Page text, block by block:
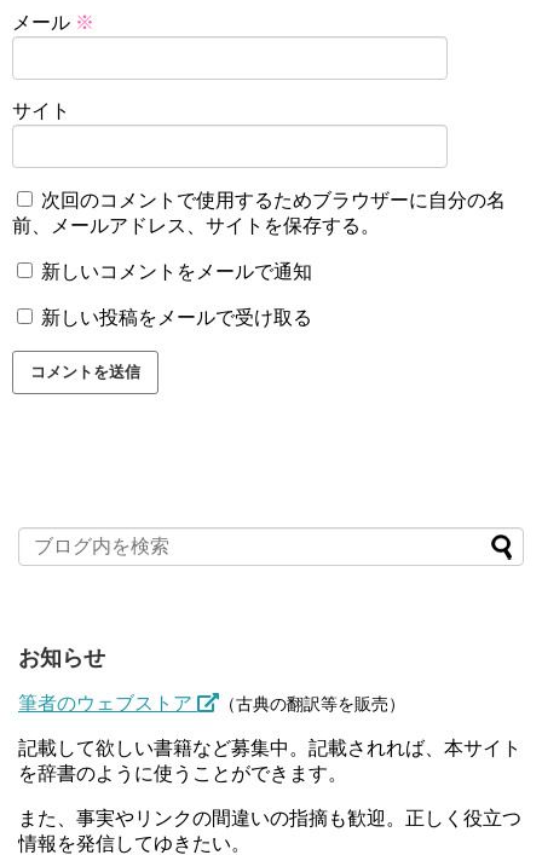
メール ※
サイト
次回のコメントで使用するためブラウザーに自分の名
前、メールアドレス、サイトを保存する。
新しいコメントをメールで通知
新しい投稿をメールで受け取る
お知らせ
筆者のウェブストア （古典の翻訳等を販売）
記載して欲しい書籍など募集中。記載されれば、本サイト
を辞書のように使うことができます。
また、事実やリンクの間違いの指摘も歓迎。正しく役立つ
情報を発信してゆきたい。